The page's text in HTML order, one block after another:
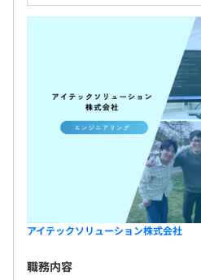
※試用期間中の雇用形態：正社員
アイテックソリューション株式会社
職務内容